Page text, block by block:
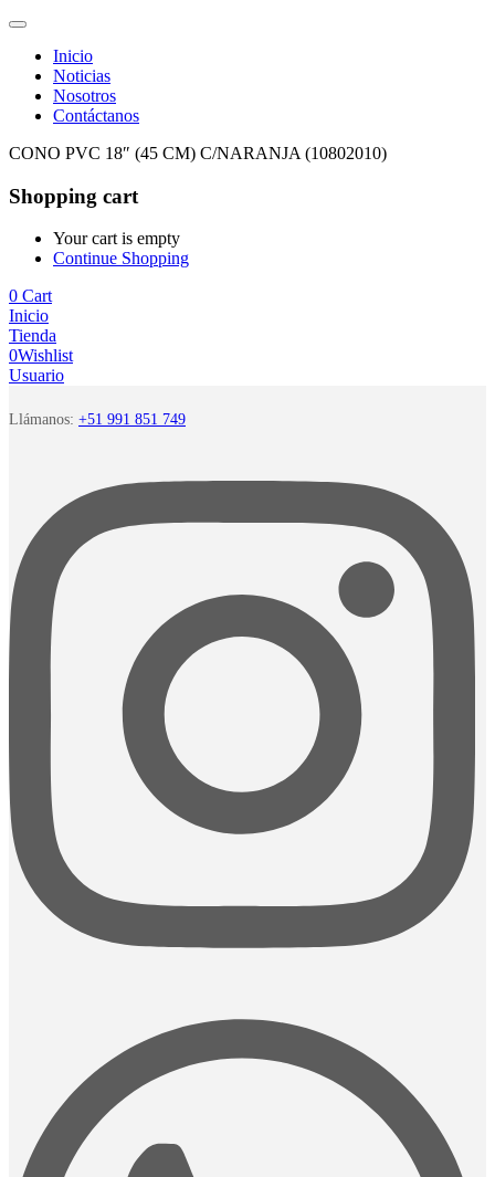
Inicio
Noticias
Nosotros
Contáctanos
CONO PVC 18″ (45 CM) C/NARANJA (10802010)
Shopping cart
Your cart is empty
Continue Shopping
0 Cart
Inicio
Tienda
0Wishlist
Usuario
Llámanos: +51 991 851 749